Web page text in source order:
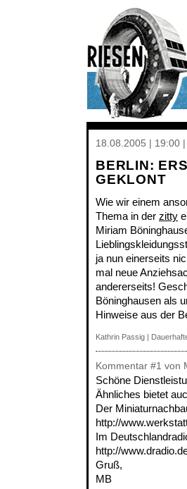
18.08.2005 | 19:00
BERLIN:
GEKLONT
Wie wir einem
Thema in der zitty
Miriam
ja nun einerseits
mal neue
andererseits!
Böninghausen als
Hinweise aus der
Kathrin Passig |
Kommentar #1 von
Schöne
Ähnliches bietet
Der
http://
Im
http://
Gruß,
MB